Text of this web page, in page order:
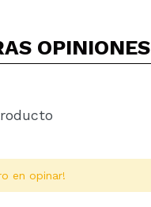
OPINIONES
en opinar!